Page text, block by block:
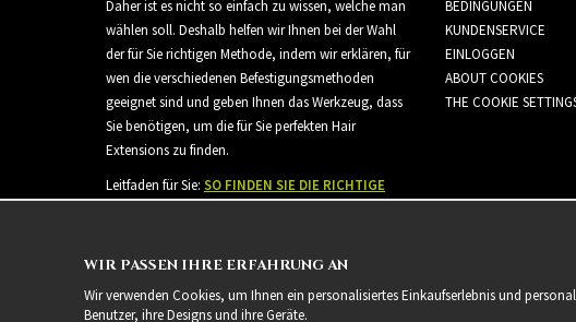
Daher ist es nicht so einfach zu wissen, welche man
wählen soll. Deshalb helfen wir Ihnen bei der Wahl
der für Sie richtigen Methode, indem wir erklären, für
wen die verschiedenen Befestigungsmethoden
geeignet sind und geben Ihnen das Werkzeug, dass
Sie benötigen, um die für Sie perfekten Hair
Extensions zu finden.
Leitfaden für Sie: SO FINDEN SIE DIE RICHTIGE
BEDINGUNGEN
KUNDENSERVICE
EINLOGGEN
ABOUT COOKIES
THE COOKIE
WIR PASSEN IHRE ERFAHRUNG AN
Wir verwenden Cookies, um Ihnen ein personalisiertes Einkaufserlebnis und
Benutzer, ihre Designs und ihre Geräte.